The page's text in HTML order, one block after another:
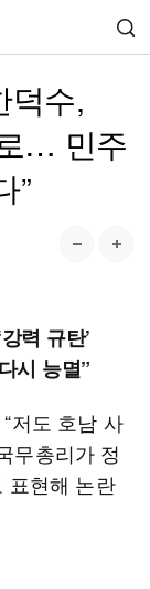
덕수,
… 민주
”
력 규탄’
시 능멸”
저도 호남 사
무총리가 정
표현해 논란